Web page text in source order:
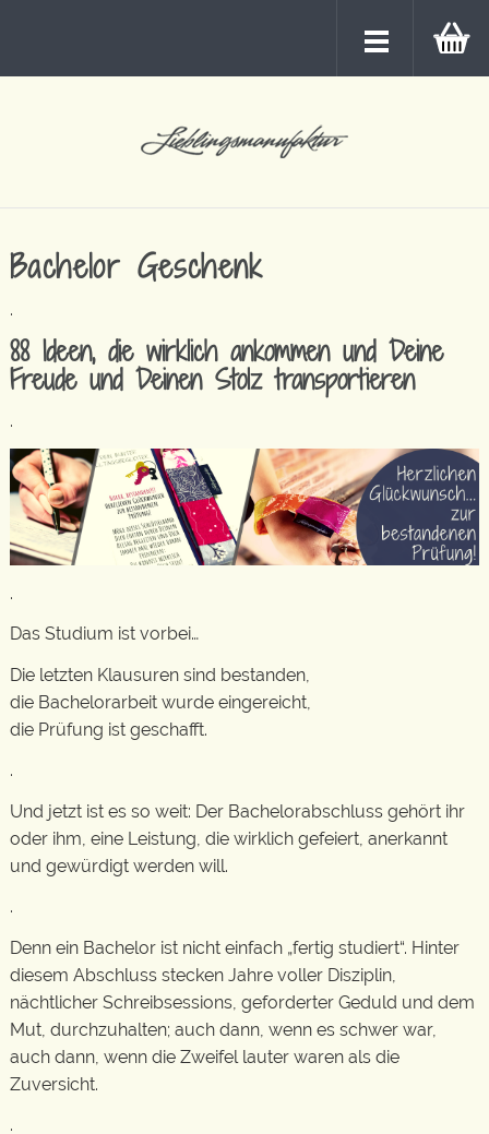
Bachelor Geschenk
.
88 Ideen, die wirklich ankommen und Deine
Freude und Deinen Stolz transportieren
.
.
Das Studium ist vorbei…
Die letzten Klausuren sind bestanden,
die Bachelorarbeit wurde eingereicht,
die Prüfung ist geschafft.
.
Und jetzt ist es so weit: Der Bachelorabschluss gehört ihr
oder ihm, eine Leistung, die wirklich gefeiert, anerkannt
und gewürdigt werden will.
.
Denn ein Bachelor ist nicht einfach „fertig studiert“. Hinter
diesem Abschluss stecken Jahre voller Disziplin,
nächtlicher Schreibsessions, geforderter Geduld und dem
Mut, durchzuhalten; auch dann, wenn es schwer war,
auch dann, wenn die Zweifel lauter waren als die
Zuversicht.
.